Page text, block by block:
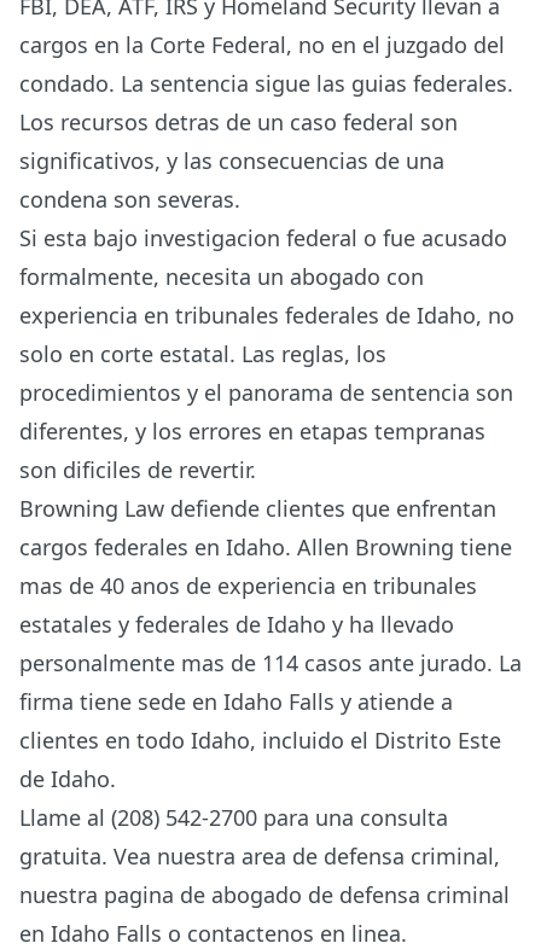
FBI, DEA, ATF, IRS y Homeland Security llevan a
cargos en la Corte Federal, no en el juzgado del
condado. La sentencia sigue las guias federales.
Los recursos detras de un caso federal son
significativos, y las consecuencias de una
condena son severas.
Si esta bajo investigacion federal o fue acusado
formalmente, necesita un abogado con
experiencia en tribunales federales de Idaho, no
solo en corte estatal. Las reglas, los
procedimientos y el panorama de sentencia son
diferentes, y los errores en etapas tempranas
son dificiles de revertir.
Browning Law defiende clientes que enfrentan
cargos federales en Idaho. Allen Browning tiene
mas de 40 anos de experiencia en tribunales
estatales y federales de Idaho y ha llevado
personalmente mas de 114 casos ante jurado. La
firma tiene sede en Idaho Falls y atiende a
clientes en todo Idaho, incluido el Distrito Este
de Idaho.
Llame al (208) 542-2700 para una consulta
gratuita. Vea nuestra area de defensa criminal,
nuestra pagina de abogado de defensa criminal
en Idaho Falls o contactenos en linea.